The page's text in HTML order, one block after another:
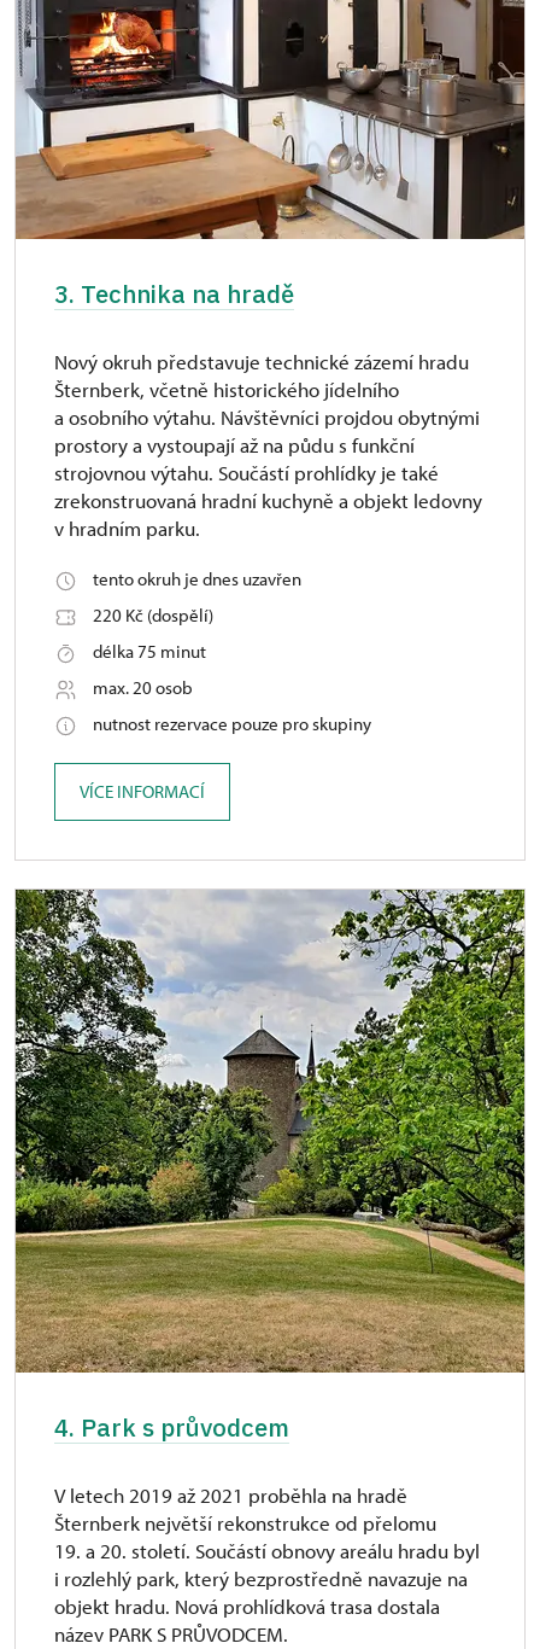
3. Technika na hradě
Nový okruh představuje technické zázemí hradu
Šternberk, včetně historického jídelního
a osobního výtahu. Návštěvníci projdou obytnými
prostory a vystoupají až na půdu s funkční
strojovnou výtahu. Součástí prohlídky je také
zrekonstruovaná hradní kuchyně a objekt ledovny
v hradním parku.
tento okruh je dnes uzavřen
220 Kč (dospělí)
délka 75 minut
max. 20 osob
nutnost rezervace pouze pro skupiny
VÍCE INFORMACÍ
4. Park s průvodcem
V letech 2019 až 2021 proběhla na hradě
Šternberk největší rekonstrukce od přelomu
19. a 20. století. Součástí obnovy areálu hradu byl
i rozlehlý park, který bezprostředně navazuje na
objekt hradu. Nová prohlídková trasa dostala
název PARK S PRŮVODCEM.